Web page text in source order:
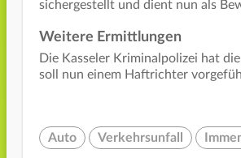
sichergestellt und dient nun als
Weitere Ermittlungen
Die Kasseler Kriminalpolizei hat
soll nun einem Haftrichter
Auto Verkehrsunfall